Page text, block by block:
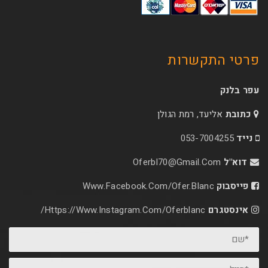
רמת הגולן
053-
Www.facebook.com/
Https://www.instagram.com/oferblanc/